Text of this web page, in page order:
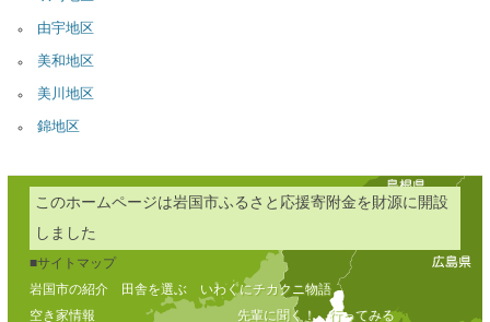
由宇地区
美和地区
美川地区
錦地区
このホームページは岩国市ふるさと応援寄附金を財源に開設
しました
■サイトマップ
岩国市の紹介
田舎を選ぶ
いわくにチカクニ物語
空き家情報
先輩に聞く！ 行ってみる